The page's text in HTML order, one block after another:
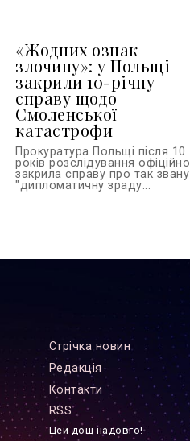
«Жодних ознак
злочину»: у Польщі
закрили 10-річну
справу щодо
Смоленської
катастрофи
Прокуратура Польщі після 10
років розслідування офіційно
закрила справу про так звану
"дипломатичну зраду...
Стрiчка новин
Редакцiя
Контакти
RSS
Цей дощ надовго!